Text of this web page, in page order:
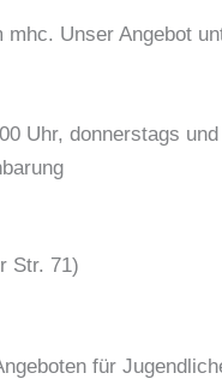
Unser Angebot
Uhr, donnerstags
Str. 71)
für